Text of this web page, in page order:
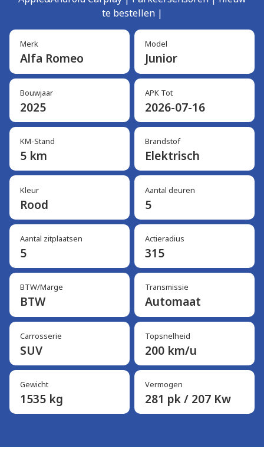
te bestellen |
Merk
Alfa Romeo
Model
Junior
Bouwjaar
2025
APK Tot
2026-07-16
KM-Stand
5 km
Brandstof
Elektrisch
Kleur
Rood
Aantal deuren
5
Aantal zitplaatsen
5
Actieradius
315
BTW/Marge
BTW
Transmissie
Automaat
Carrosserie
SUV
Topsnelheid
200 km/u
Gewicht
1535 kg
Vermogen
281 pk / 207 Kw